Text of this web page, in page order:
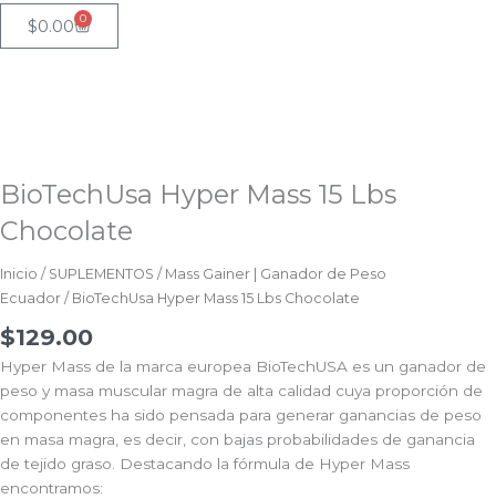
$0.00 0
Cart
BioTechUsa Hyper Mass 15 Lbs
Chocolate
Inicio / SUPLEMENTOS / Mass Gainer | Ganador de Peso
Ecuador / BioTechUsa Hyper Mass 15 Lbs Chocolate
$129.00
Hyper Mass de la marca europea BioTechUSA es un ganador de
peso y masa muscular magra de alta calidad cuya proporción de
componentes ha sido pensada para generar ganancias de peso
en masa magra, es decir, con bajas probabilidades de ganancia
de tejido graso. Destacando la fórmula de Hyper Mass
encontramos: